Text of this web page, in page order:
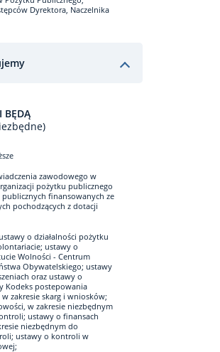
Dyrektora, Naczelnika
BĘDĄ
zawodowego w
pożytku publicznego
finansowanych ze
pochodzących z dotacji
o działalności pożytku
ustawy o
Wolności - Centrum
Obywatelskiego; ustawy
oraz ustawy o
Kodeks postepowania
zakresie skarg i wniosków;
w zakresie niezbędnym
ustawy o finansach
niezbędnym do
ustawy o kontroli w